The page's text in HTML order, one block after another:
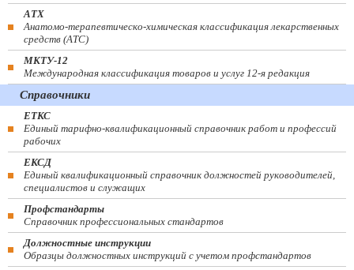
АТХ
Анатомо-терапевтическо-химическая классификация лекарственных
средств (ATC)
МКТУ-12
Международная классификация товаров и услуг 12-я редакция
Справочники
ЕТКС
Единый тарифно-квалификационный справочник работ и профессий
рабочих
ЕКСД
Единый квалификационный справочник должностей руководителей,
специалистов и служащих
Профстандарты
Справочник профессиональных стандартов
Должностные инструкции
Образцы должностных инструкций с учетом профстандартов